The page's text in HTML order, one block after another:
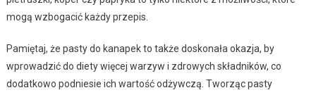
mogą wzbogacić każdy przepis.
Pamiętaj, że pasty do kanapek to także doskonała okazja, by
wprowadzić do diety więcej warzyw i zdrowych składników, co
dodatkowo podniesie ich wartość odżywczą. Tworząc pasty